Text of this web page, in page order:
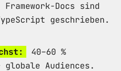
Docs sind
geschrieben.
40–60 %
Audiences.